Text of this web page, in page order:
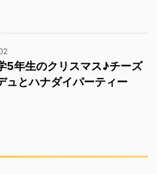
5年生のクリスマス♪チーズ
ュとハナダイパーティー